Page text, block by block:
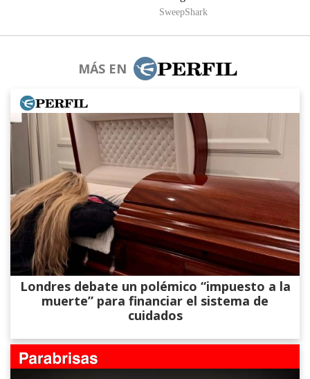
MÁS EN
Londres debate un polémico “impuesto a la
muerte” para financiar el sistema de
cuidados